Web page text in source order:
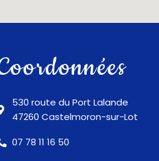
530 route du Port Lalande
47260 Castelmoron-sur-Lot
07 78 11 16 50